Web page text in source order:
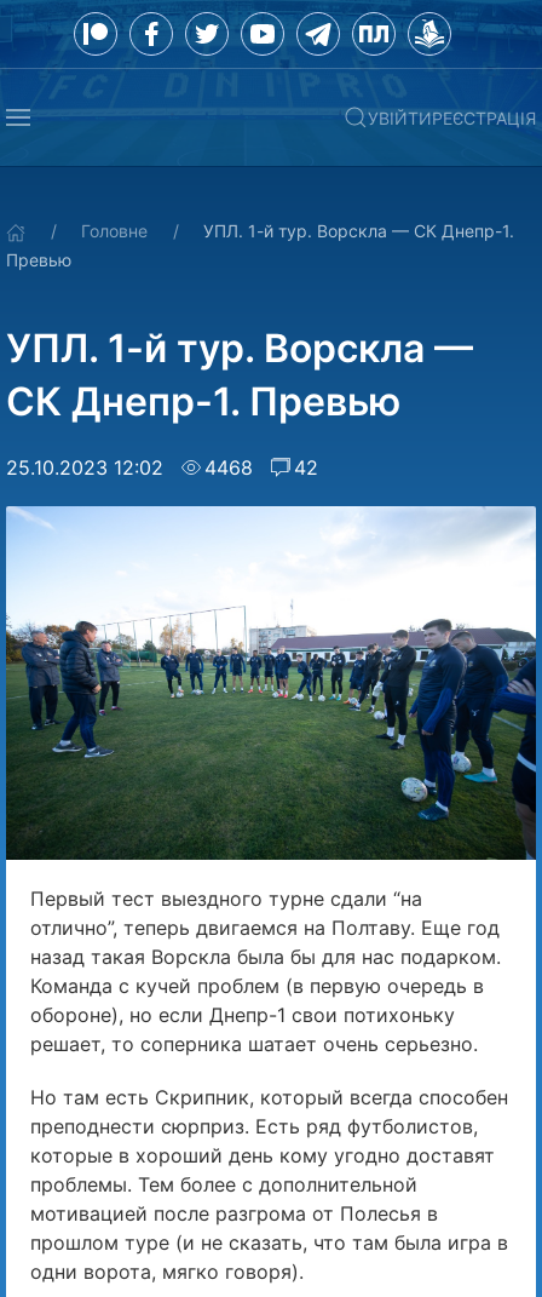
УВІЙТИРЕЄСТРАЦІЯ
Головне
УПЛ. 1-й тур. Ворскла — СК Днепр-1.
Превью
УПЛ. 1-й тур. Ворскла —
СК Днепр-1. Превью
25.10.2023 12:02 4468 42
Первый тест выездного турне сдали “на
отлично”, теперь двигаемся на Полтаву. Еще год
назад такая Ворскла была бы для нас подарком.
Команда с кучей проблем (в первую очередь в
обороне), но если Днепр-1 свои потихоньку
решает, то соперника шатает очень серьезно.
Но там есть Скрипник, который всегда способен
преподнести сюрприз. Есть ряд футболистов,
которые в хороший день кому угодно доставят
проблемы. Тем более с дополнительной
мотивацией после разгрома от Полесья в
прошлом туре (и не сказать, что там была игра в
одни ворота, мягко говоря).